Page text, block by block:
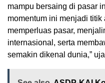
mampu bersaing di pasar
momentum ini menjadi
memperluas pasar,
internasional, serta
semakin dikenal dunia,”